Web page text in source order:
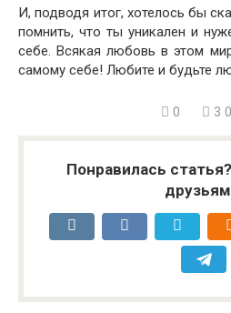
И, подводя итог, хотелось бы
помнить, что ты уникален и
себе. Всякая любовь в этом
самому себе! Любите и будьте
0 3
Понравилась